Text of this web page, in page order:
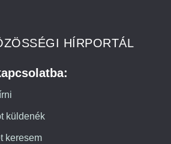
HÍRPORTÁL
küldenék
keresem